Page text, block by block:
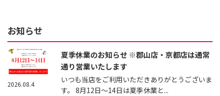
お知らせ
夏季休業のお知らせ ※郡山店・京都店は通常
通り営業いたします
いつも当店をご利用いただきありがとうございま
す。 8月12日～14日は夏季休業と...
2026.08.4